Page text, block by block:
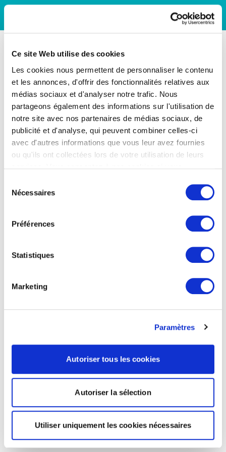
Ce site Web utilise des cookies
Les cookies nous permettent de personnaliser le contenu
et les annonces, d'offrir des fonctionnalités relatives aux
médias sociaux et d'analyser notre trafic. Nous
partageons également des informations sur l'utilisation de
notre site avec nos partenaires de médias sociaux, de
publicité et d'analyse, qui peuvent combiner celles-ci
avec d'autres informations que vous leur avez fournies
ou qu'ils ont collectées lors de votre utilisation de leurs
Nécessaires
Préférences
Statistiques
Marketing
Paramètres
Autoriser tous les cookies
Autoriser la sélection
Utiliser uniquement les cookies nécessaires